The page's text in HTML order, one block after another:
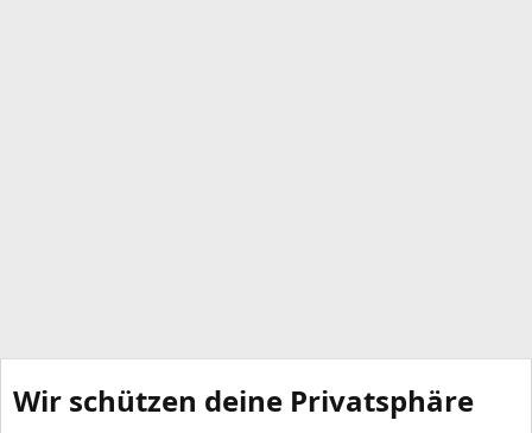
Wir schützen deine Privatsphäre